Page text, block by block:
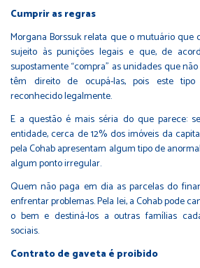
Cumprir as regras
Morgana Borssuk relata que o mutuário que
sujeito às punições legais e que, de
supostamente “compra” as unidades que
têm direito de ocupá-las, pois este
reconhecido legalmente.
E a questão é mais séria do que parece:
entidade, cerca de 12% dos imóveis da
pela Cohab apresentam algum tipo de
algum ponto irregular.
Quem não paga em dia as parcelas do
enfrentar problemas. Pela lei, a Cohab pode
o bem e destiná-los a outras famílias
sociais.
Contrato de gaveta é proibido